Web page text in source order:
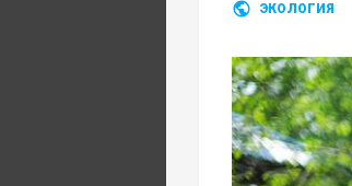
ЭКОЛОГИЯ